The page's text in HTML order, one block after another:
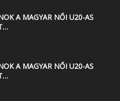
A MAGYAR NŐI U20-AS
A MAGYAR NŐI U20-AS